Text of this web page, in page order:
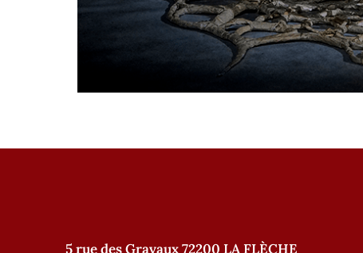
5 rue des Gravaux 72200 LA FLÈCHE